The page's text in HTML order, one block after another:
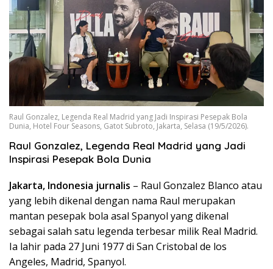
Raul Gonzalez, Legenda Real Madrid yang Jadi Inspirasi Pesepak Bola
Dunia, Hotel Four Seasons, Gatot Subroto, Jakarta, Selasa (19/5/2026).
Raul Gonzalez, Legenda Real Madrid yang Jadi
Inspirasi Pesepak Bola Dunia
Jakarta, Indonesia jurnalis – Raul Gonzalez Blanco atau
yang lebih dikenal dengan nama Raul merupakan
mantan pesepak bola asal Spanyol yang dikenal
sebagai salah satu legenda terbesar milik Real Madrid.
Ia lahir pada 27 Juni 1977 di San Cristobal de los
Angeles, Madrid, Spanyol.